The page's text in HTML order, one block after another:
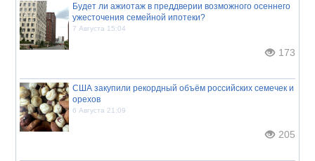
Будет ли ажиотаж в преддверии возможного осеннего
ужесточения семейной ипотеки?
7 Августа 15:04
173
США закупили рекордный объём российских семечек и
орехов
6 Августа 21:09
205